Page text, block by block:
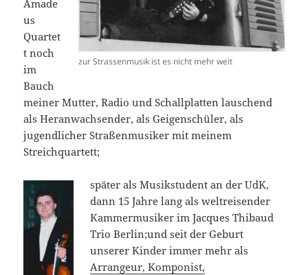
zur Strassenmusik ist es nicht mehr weit
Amade
us
Quartet
t noch
im
Bauch
meiner Mutter, Radio und Schallplatten lauschend
als Heranwachsender, als Geigenschüler, als
jugendlicher Straßenmusiker mit meinem
Streichquartett;
später als Musikstudent an der UdK,
dann 15 Jahre lang als weltreisender
Kammermusiker im Jacques Thibaud
Trio Berlin;und seit der Geburt
unserer Kinder immer mehr als
Arrangeur, Komponist,